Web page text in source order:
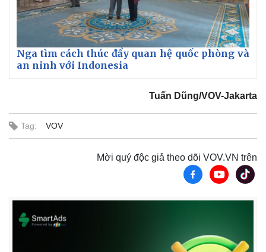
Nga tìm cách thúc đẩy quan hệ quốc phòng và
an ninh với Indonesia
Tuấn Dũng/VOV-Jakarta
Tag: VOV
Mời quý độc giả theo dõi VOV.VN trên